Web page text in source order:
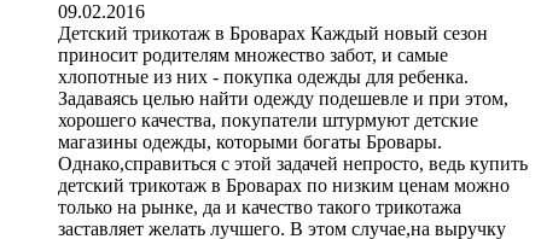
09.02.2016
Детский трикотаж в Броварах Каждый новый сезон
приносит родителям множество забот, и самые
хлопотные из них - покупка одежды для ребенка.
Задаваясь целью найти одежду подешевле и при этом,
хорошего качества, покупатели штурмуют детские
магазины одежды, которыми богаты Бровары.
Однако,справиться с этой задачей непросто, ведь купить
детский трикотаж в Броварах по низким ценам можно
только на рынке, да и качество такого трикотажа
заставляет желать лучшего. В этом случае,на выручку